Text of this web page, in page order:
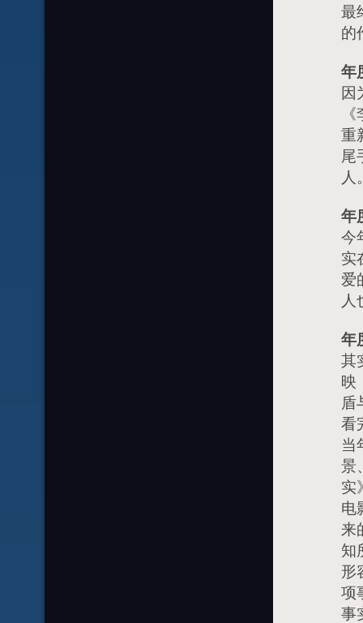
最
的
年
因
重
尾
人
年
今
实
爱
人
年
其
映
盾
看
当
景
实
电
来
知
形
项
事